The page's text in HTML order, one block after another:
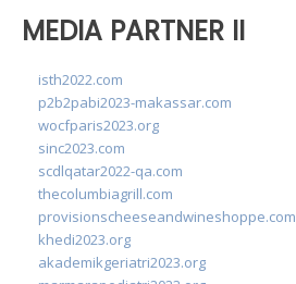
MEDIA PARTNER II
isth2022.com
p2b2pabi2023-makassar.com
wocfparis2023.org
sinc2023.com
scdlqatar2022-qa.com
thecolumbiagrill.com
provisionscheeseandwineshoppe.com
khedi2023.org
akademikgeriatri2023.org